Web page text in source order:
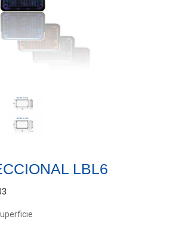
LBL6